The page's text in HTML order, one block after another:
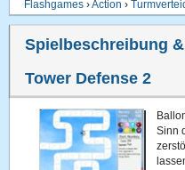
Flashgames ›Action ›
Spielbeschreibung
Tower Defense 2
Sinn